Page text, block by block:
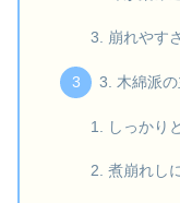
崩れやす
3. 木綿派
しっかり
煮崩れし